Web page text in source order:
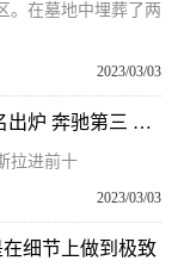
。在墓地中埋葬了两
2023/03/03
天天头条：豪华车别乱买 最新保值率排名出炉 奔驰第三 特斯拉进前十
拉进前十
2023/03/03
在细节上做到极致